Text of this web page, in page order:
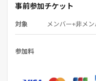
事前参加チケット
対象 メンバー+非メン
参加料